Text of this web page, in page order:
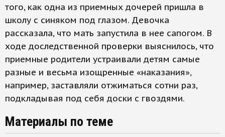
того, как одна из приемных дочерей пришла в
школу с синяком под глазом. Девочка
рассказала, что мать запустила в нее сапогом. В
ходе доследственной проверки выяснилось, что
приемные родители устраивали детям самые
разные и весьма изощренные «наказания»,
например, заставляли отжиматься сотни раз,
подкладывая под себя доски с гвоздями.
Материалы по теме